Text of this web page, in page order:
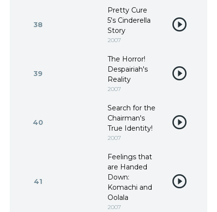
38
Pretty Cure
5's Cinderella
Story
2007
39
The Horror!
Despairiah's
Reality
2007
40
Search for the
Chairman's
True Identity!
2007
41
Feelings that
are Handed
Down:
Komachi and
Oolala
2007